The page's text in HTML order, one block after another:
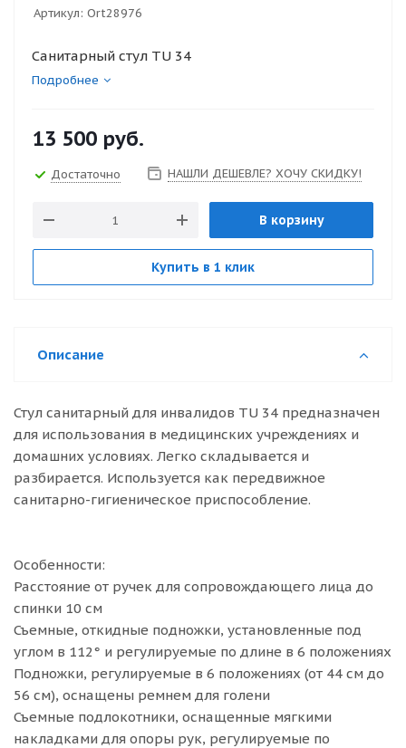
Артикул: Ort28976
Санитарный стул TU 34
Подробнее
13 500 руб.
Достаточно НАШЛИ ДЕШЕВЛЕ? ХОЧУ СКИДКУ!
В корзину
Купить в 1 клик
Описание
Стул санитарный для инвалидов TU 34 предназначен
для использования в медицинских учреждениях и
домашних условиях. Легко складывается и
разбирается. Используется как передвижное
санитарно-гигиеническое приспособление.
Особенности:
Расстояние от ручек для сопровождающего лица до
спинки 10 см
Съемные, откидные подножки, установленные под
углом в 112° и регулируемые по длине в 6 положениях
Подножки, регулируемые в 6 положениях (от 44 см до
56 см), оснащены ремнем для голени
Съемные подлокотники, оснащенные мягкими
накладками для опоры рук, регулируемые по